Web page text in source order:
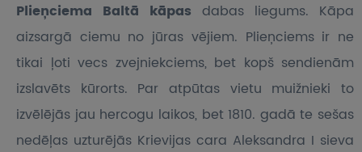
Plieņciema Baltā kāpas dabas liegums. Kāpa
aizsargā ciemu no jūras vējiem. Plieņciems ir ne
tikai ļoti vecs zvejniekciems, bet kopš sendienām
izslavēts kūrorts. Par atpūtas vietu muižnieki to
izvēlējās jau hercogu laikos, bet 1810. gadā te sešas
nedēļas uzturējās Krievijas cara Aleksandra I sieva